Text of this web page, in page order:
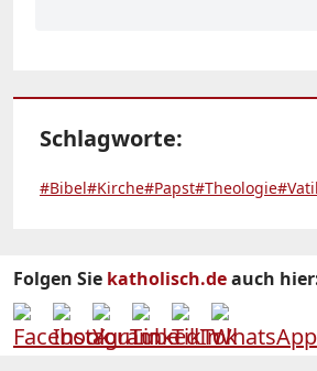
Schlagworte:
#Bibel#Kirche#Papst#Theologie
Folgen Sie katholisch.deauch